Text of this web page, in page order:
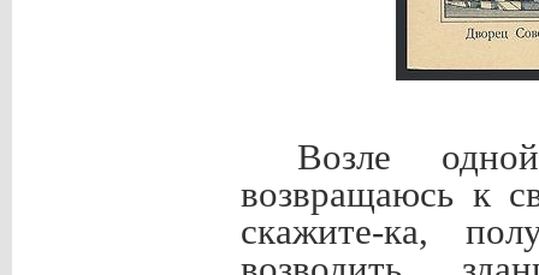
Возле
возвращаюсь к
скажите-ка,